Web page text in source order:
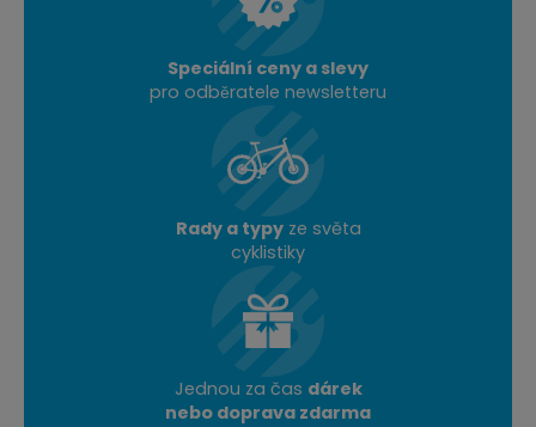
Speciální ceny a slevy
pro odběratele newsletteru
Rady a typyze světa
cyklistiky
Jednou za čas dárek
nebo doprava zdarma